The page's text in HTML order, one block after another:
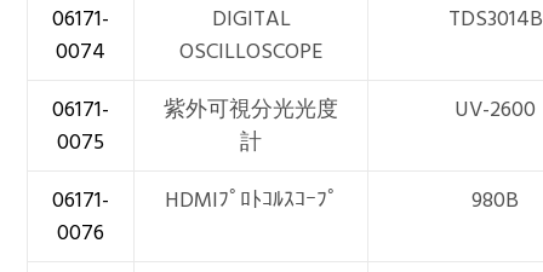
06171-
0074
DIGITAL
OSCILLOSCOPE
TDS3014B
06171-
0075
紫外可視分光光度
計
UV-2600
06171-
0076
HDMIﾌﾟﾛﾄｺﾙｽｺｰﾌﾟ 980B